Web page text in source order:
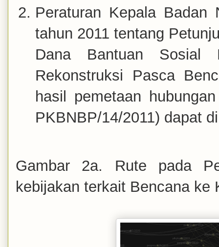
Peraturan Kepala Badan
tahun 2011 tentang
Dana Bantuan Sosial
Rekonstruksi Pasca
hasil pemetaan
PKBNBP/14/2011) dapat
Gambar 2a. Rute pada
kebijakan terkait Bencana